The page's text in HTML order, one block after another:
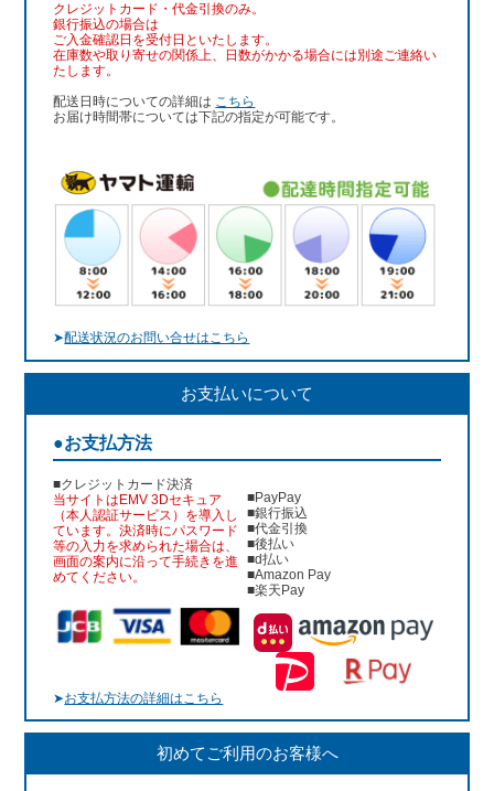
クレジットカード・代金引換のみ。
銀行振込の場合は
ご入金確認日を受付日といたします。
在庫数や取り寄せの関係上、日数がかかる場合には別途ご連絡い
たします。
配送日時についての詳細は こちら
お届け時間帯については下記の指定が可能です。
➤配送状況のお問い合せはこちら
お支払いについて
●お支払方法
■クレジットカード決済
当サイトはEMV 3Dセキュア
（本人認証サービス）を導入し
ています。決済時にパスワード
等の入力を求められた場合は、
画面の案内に沿って手続きを進
めてください。
■PayPay
■銀行振込
■代金引換
■後払い
■d払い
■Amazon Pay
■楽天Pay
➤お支払方法の詳細はこちら
初めてご利用のお客様へ